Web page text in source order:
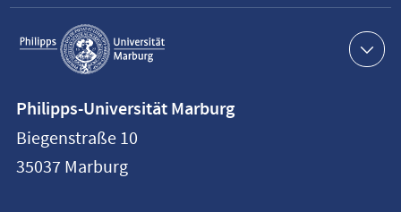
Service-
Navigation
Philipps-
Universität
Marburg
Philipps-Universität Marburg
Biegenstraße 10
35037 Marburg